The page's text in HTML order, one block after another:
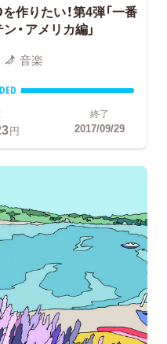
作りたい！第4弾「一番
・アメリカ編」
音楽
円
終了
2017/09/29